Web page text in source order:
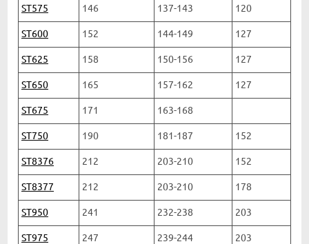
ST575 146 137-143 120
ST600 152 144-149 127
ST625 158 150-156 127
ST650 165 157-162 127
ST675 171 163-168
ST750 190 181-187 152
ST8376 212 203-210 152
ST8377 212 203-210 178
ST950 241 232-238 203
ST975 247 239-244 203